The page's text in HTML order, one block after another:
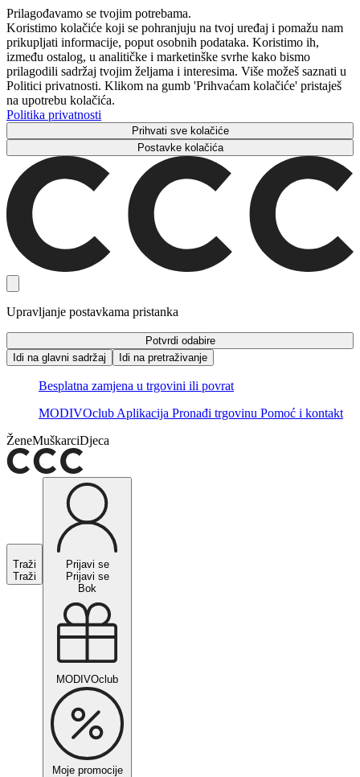
Prilagođavamo se tvojim potrebama.
Koristimo kolačiće koji se pohranjuju na tvoj uređaj i pomažu nam
prikupljati informacije, poput osobnih podataka. Koristimo ih,
između ostalog, u analitičke i marketinške svrhe kako bismo
prilagodili sadržaj tvojim željama i interesima. Više možeš saznati u
Politici privatnosti. Klikom na gumb 'Prihvaćam kolačiće' pristaješ
na upotrebu kolačića.
Politika privatnosti
Prihvati sve kolačiće
Postavke kolačića
Upravljanje postavkama pristanka
Potvrdi odabire
Idi na glavni sadržaj
Idi na pretraživanje
Besplatna zamjena u trgovini ili povrat
MODIVOclub Aplikacija Pronađi trgovinu Pomoć i kontakt
ŽeneMuškarciDjeca
Traži
Traži
Prijavi se
Prijavi se
Bok
MODIVOclub
Moje promocije